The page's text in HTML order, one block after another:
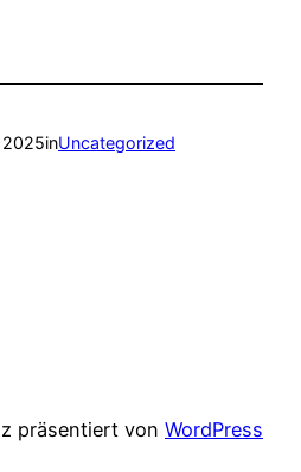
2025inUncategorized
präsentiert von WordPress